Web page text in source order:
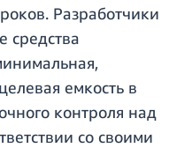
Разработчики
средства
емкость в
контроля над
со своими